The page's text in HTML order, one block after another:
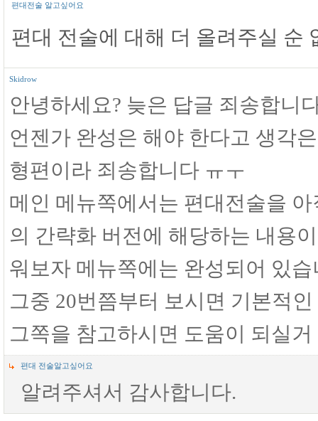
편대전술 알고싶어요
편대 전술에 대해 더 올려주실 순
Skidrow
안녕하세요? 늦은 답글 죄송합니
언젠가 완성은 해야 한다고 생각
형편이라 죄송합니다 ㅠㅜ
메인 메뉴쪽에서는 편대전술을
의 간략화 버전에 해당하는 내용
워보자 메뉴쪽에는 완성되어 있습
그중 20번쯤부터 보시면 기본적
그쪽을 참고하시면 도움이 되실
편대 전술알고싶어요
알려주셔서 감사합니다.